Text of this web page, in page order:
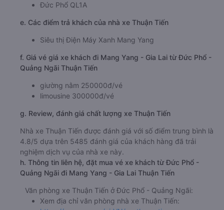
Đức Phổ QL1A
e. Các điểm trả khách của nhà xe Thuận Tiến
Siêu thị Điện Máy Xanh Mang Yang
f. Giá vé giá xe khách đi Mang Yang - Gia Lai từ Đức Phổ -
Quảng Ngãi Thuận Tiến
giường nằm 250000đ/vé
limousine 300000đ/vé
g. Review, đánh giá chất lượng xe Thuận Tiến
Nhà xe Thuận Tiến được đánh giá với số điểm trung bình là
4.8/5 dựa trên 5485 đánh giá của khách hàng đã trải
nghiệm dịch vụ của nhà xe này.
h. Thông tin liên hệ, đặt mua vé xe khách từ Đức Phổ -
Quảng Ngãi đi Mang Yang - Gia Lai Thuận Tiến
Văn phòng xe Thuận Tiến ở Đức Phổ - Quảng Ngãi:
Xem địa chỉ văn phòng nhà xe Thuận Tiến: